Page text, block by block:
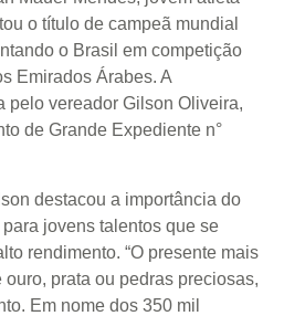
o título de campeã mundial
o Brasil em competição
Emirados Árabes. A
pelo vereador Gilson Oliveira,
de Grande Expediente n°
destacou a importância do
jovens talentos que se
rendimento. “O presente mais
prata ou pedras preciosas,
Em nome dos 350 mil